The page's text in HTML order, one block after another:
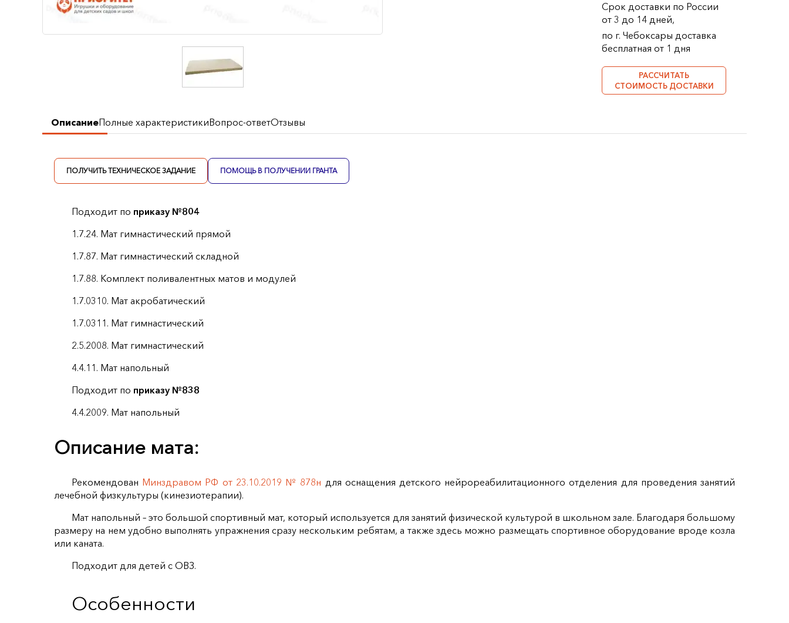
Срок доставки по России
от 3 до 14 дней,
по г. Чебоксары доставка
бесплатная от 1 дня
РАССЧИТАТЬ
СТОИМОСТЬ ДОСТАВКИ
ОписаниеПолные характеристикиВопрос-ответОтзывы
ПОЛУЧИТЬ ТЕХНИЧЕСКОЕ ЗАДАНИЕ ПОМОЩЬ В ПОЛУЧЕНИИ ГРАНТА
Подходит по приказу №804
1.7.24. Мат гимнастический прямой
1.7.87. Мат гимнастический складной
1.7.88. Комплект поливалентных матов и модулей
1.7.0310. Мат акробатический
1.7.0311. Мат гимнастический
2.5.2008. Мат гимнастический
4.4.11. Мат напольный
Подходит по приказу №838
4.4.2009. Мат напольный
Описание мата:
Рекомендован Минздравом РФ от 23.10.2019 № 878н для оснащения детского нейрореабилитационного отделения для проведения занятий
лечебной физкультуры (кинезиотерапии).
Мат напольный – это большой спортивный мат, который используется для занятий физической культурой в школьном зале. Благодаря большому
размеру на нем удобно выполнять упражнения сразу нескольким ребятам, а также здесь можно размещать спортивное оборудование вроде козла
или каната.
Подходит для детей с ОВЗ.
Особенности